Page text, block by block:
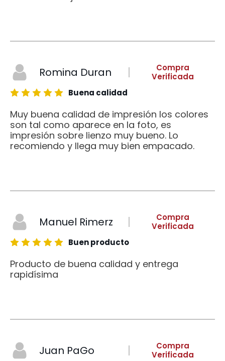
Romina Duran
Compra
Verificada
Buena calidad
Muy buena calidad de impresión los colores
son tal como aparece en la foto, es
impresión sobre lienzo muy bueno. Lo
recomiendo y llega muy bien empacado.
Manuel Rimerz
Compra
Verificada
Buen producto
Producto de buena calidad y entrega
rapidísima
Juan PaGo
Compra
Verificada